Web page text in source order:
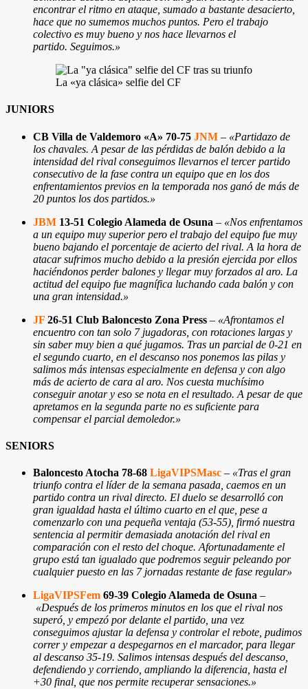
encontrar el ritmo en ataque, sumado a bastante desacierto,
hace que no sumemos muchos puntos. Pero el trabajo
colectivo es muy bueno y nos hace llevarnos el
partido. Seguimos.»
La «ya clásica» selfie del CF
JUNIORS
CB Villa de Valdemoro «A» 70-75 JNM – «Partidazo de
los chavales. A pesar de las pérdidas de balón debido a la
intensidad del rival conseguimos llevarnos el tercer partido
consecutivo de la fase contra un equipo que en los dos
enfrentamientos previos en la temporada nos ganó de más de
20 puntos los dos partidos.»
JBM 13-51 Colegio Alameda de Osuna – «Nos enfrentamos
a un equipo muy superior pero el trabajo del equipo fue muy
bueno bajando el porcentaje de acierto del rival. A la hora de
atacar sufrimos mucho debido a la presión ejercida por ellos
haciéndonos perder balones y llegar muy forzados al aro. La
actitud del equipo fue magnífica luchando cada balón y con
una gran intensidad.»
JF 26-51 Club Baloncesto Zona Press – «Afrontamos el
encuentro con tan solo 7 jugadoras, con rotaciones largas y
sin saber muy bien a qué jugamos. Tras un parcial de 0-21 en
el segundo cuarto, en el descanso nos ponemos las pilas y
salimos más intensas especialmente en defensa y con algo
más de acierto de cara al aro. Nos cuesta muchísimo
conseguir anotar y eso se nota en el resultado. A pesar de que
apretamos en la segunda parte no es suficiente para
compensar el parcial demoledor.»
SENIORS
Baloncesto Atocha 78-68 LigaVIPSMasc – «Tras el gran
triunfo contra el líder de la semana pasada, caemos en un
partido contra un rival directo. El duelo se desarrolló con
gran igualdad hasta el último cuarto en el que, pese a
comenzarlo con una pequeña ventaja (53-55), firmó nuestra
sentencia al permitir demasiada anotación del rival en
comparación con el resto del choque. Afortunadamente el
grupo está tan igualado que podremos seguir peleando por
cualquier puesto en las 7 jornadas restante de fase regular»
LigaVIPSFem 69-39 Colegio Alameda de Osuna –
«Después de los primeros minutos en los que el rival nos
superó, y empezó por delante el partido, una vez
conseguimos ajustar la defensa y controlar el rebote, pudimos
correr y empezar a despegarnos en el marcador, para llegar
al descanso 35-19. Salimos intensas después del descanso,
defendiendo y corriendo, ampliando la diferencia, hasta el
+30 final, que nos permite recuperar sensaciones.»